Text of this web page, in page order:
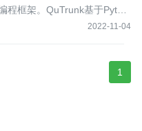
2022-11-04
程框架。QuTrunk基于Pytho
的基本概念做了代码层面的
1